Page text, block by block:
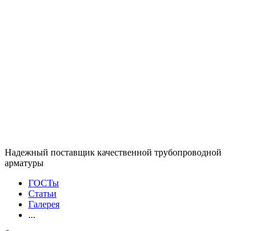
Надежный поставщик качественной трубопроводной
арматуры
ГОСТы
Статьи
Галерея
...